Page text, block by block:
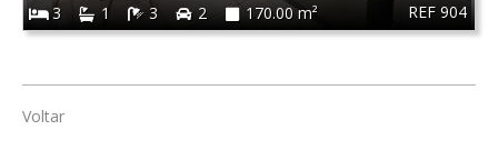
REF 904
3
1 3 2 170.00 m²
Voltar